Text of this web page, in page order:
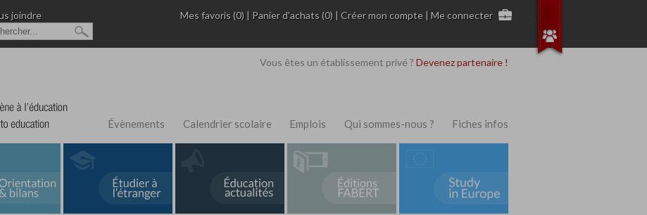
Mes favoris (0) | Panier d'achats (0) |Créer mon compte |Me connecter
joindre
Vous êtes un établissement privé ? Devenez partenaire !
Évènements Calendrier scolaire Emplois Qui sommes-nous ? Fiches infos